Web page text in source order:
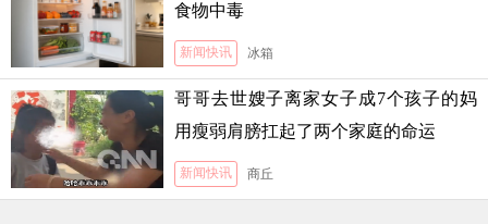
食物中毒
新闻快讯 冰箱
哥哥去世嫂子离家女子成7个孩子的妈
用瘦弱肩膀扛起了两个家庭的命运
新闻快讯 商丘